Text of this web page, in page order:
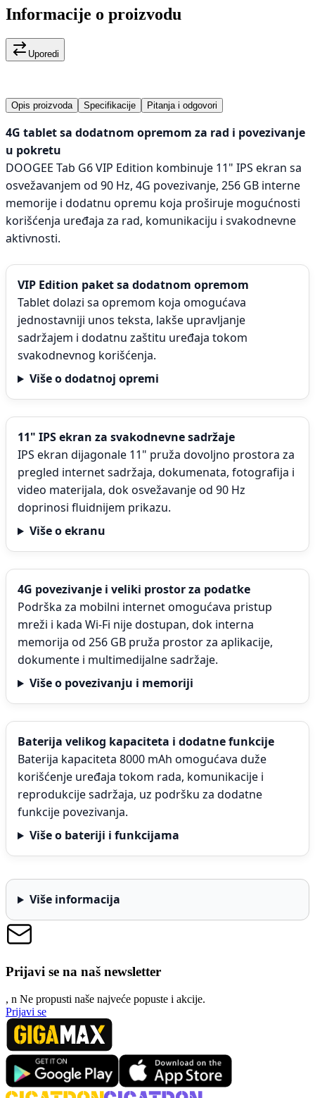
Informacije o proizvodu
Uporedi
Opis proizvoda Specifikacije Pitanja i odgovori
4G tablet sa dodatnom opremom za rad i povezivanje
u pokretu
DOOGEE Tab G6 VIP Edition kombinuje 11" IPS ekran sa
osvežavanjem od 90 Hz, 4G povezivanje, 256 GB interne
memorije i dodatnu opremu koja proširuje mogućnosti
korišćenja uređaja za rad, komunikaciju i svakodnevne
aktivnosti.
VIP Edition paket sa dodatnom opremom
Tablet dolazi sa opremom koja omogućava
jednostavniji unos teksta, lakše upravljanje
sadržajem i dodatnu zaštitu uređaja tokom
svakodnevnog korišćenja.
Više o dodatnoj opremi
11" IPS ekran za svakodnevne sadržaje
IPS ekran dijagonale 11" pruža dovoljno prostora za
pregled internet sadržaja, dokumenata, fotografija i
video materijala, dok osvežavanje od 90 Hz
doprinosi fluidnijem prikazu.
Više o ekranu
4G povezivanje i veliki prostor za podatke
Podrška za mobilni internet omogućava pristup
mreži i kada Wi-Fi nije dostupan, dok interna
memorija od 256 GB pruža prostor za aplikacije,
dokumente i multimedijalne sadržaje.
Više o povezivanju i memoriji
Baterija velikog kapaciteta i dodatne funkcije
Baterija kapaciteta 8000 mAh omogućava duže
korišćenje uređaja tokom rada, komunikacije i
reprodukcije sadržaja, uz podršku za dodatne
funkcije povezivanja.
Više o bateriji i funkcijama
Više informacija
Prijavi se na naš newsletter
, n Ne propusti naše najveće popuste i akcije.
Prijavi se